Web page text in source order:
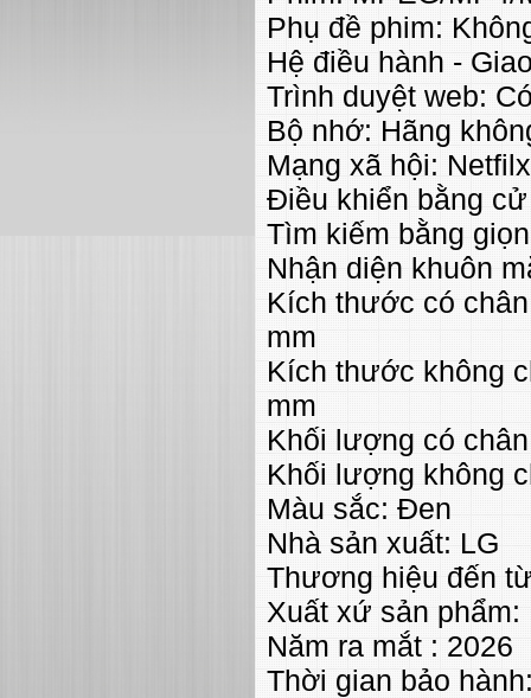
Phụ đề phim:
Hệ điều hành -
Trình duyệt web:
Bộ nhớ: Hãng
Mạng xã hội:
Điều khiển bằng
Tìm kiếm bằng
Nhận diện khuôn
Kích thước có
mm
Kích thước không
mm
Khối lượng có
Khối lượng không
Màu sắc: Đen
Nhà sản xuất: LG
Thương hiệu đến
Xuất xứ sản phẩm:
Năm ra mắt : 2026
Thời gian bảo